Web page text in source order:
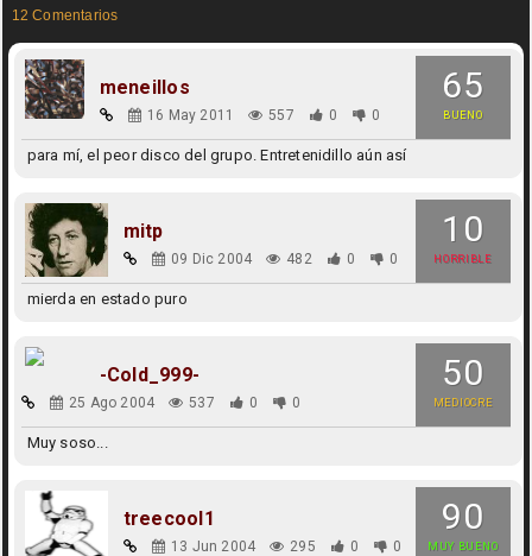
12 Comentarios
65
BUENO
meneillos
16 May 2011 557 0 0
para mí, el peor disco del grupo. Entretenidillo aún así
10
HORRIBLE
mitp
09 Dic 2004 482 0 0
mierda en estado puro
50
MEDIOCRE
-Cold_999-
25 Ago 2004 537 0 0
Muy soso...
90
MUY BUENO
treecool1
13 Jun 2004 295 0 0